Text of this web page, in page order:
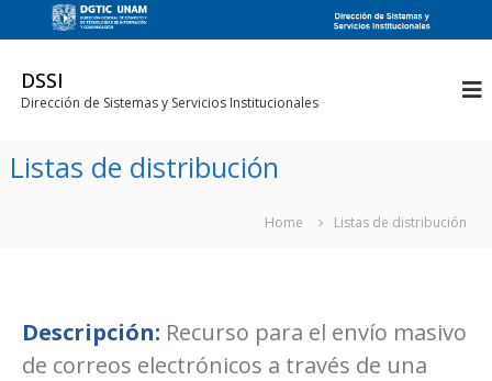
DSSI
Dirección de Sistemas y Servicios Institucionales
Listas de distribución
Home Listas de distribución
Descripción: Recurso para el envío masivo
de correos electrónicos a través de una